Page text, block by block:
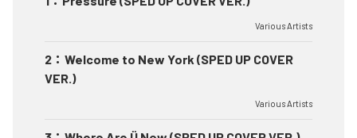
Various Artists
2 ： Welcome to New York (SPED UP COVER
VER.)
Various Artists